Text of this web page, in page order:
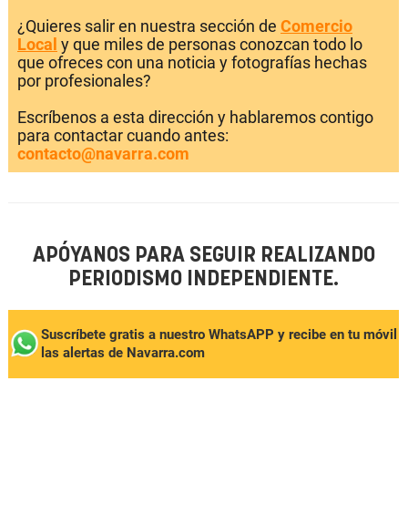
¿Quieres salir en nuestra sección de Comercio
Local y que miles de personas conozcan todo lo
que ofreces con una noticia y fotografías hechas
por profesionales?
Escríbenos a esta dirección y hablaremos contigo
para contactar cuando antes:
contacto@navarra.com
APÓYANOS PARA SEGUIR REALIZANDO
PERIODISMO INDEPENDIENTE.
Suscríbete gratis a nuestro WhatsAPP y recibe en tu móvil
las alertas de Navarra.com